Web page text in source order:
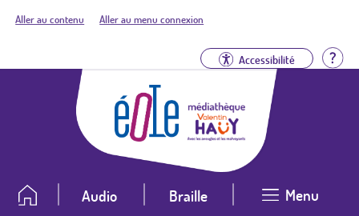
Aller au contenu Aller au menu connexion
Accessibilité
Audio Braille Menu